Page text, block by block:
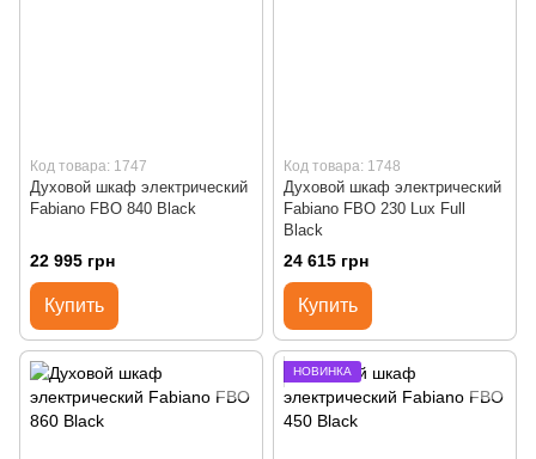
Код товара: 1747
Духовой шкаф электрический
Fabiano FBO 840 Black
22 995 грн
Купить
Код товара: 1748
Духовой шкаф электрический
Fabiano FBO 230 Lux Full
Black
24 615 грн
Купить
НОВИНКА